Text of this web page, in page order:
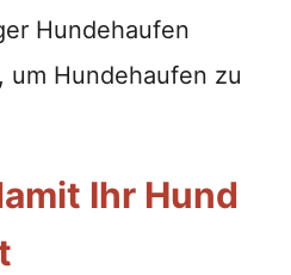
Hundehaufen
um Hundehaufen zu
Ihr Hund